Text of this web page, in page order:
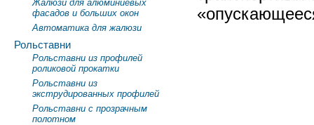
Жалюзи для алюминиевых
фасадов и больших окон
Автоматика для жалюзи
Рольставни
Рольставни из профилей
роликовой прокатки
Рольставни из
экструдированных профилей
Рольставни с прозрачным
полотном